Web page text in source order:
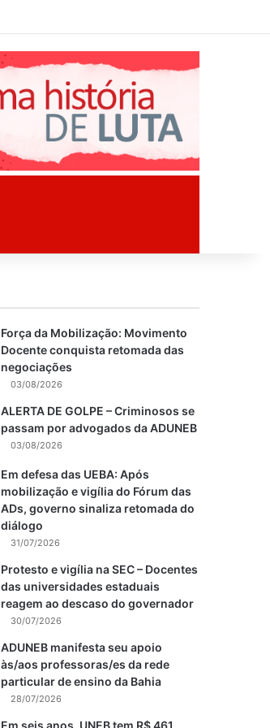
Força da Mobilização: Movimento
Docente conquista retomada das
negociações
03/08/2026
ALERTA DE GOLPE – Criminosos se
passam por advogados da ADUNEB
03/08/2026
Em defesa das UEBA: Após
mobilização e vigília do Fórum das
ADs, governo sinaliza retomada do
diálogo
31/07/2026
Protesto e vigília na SEC – Docentes
das universidades estaduais
reagem ao descaso do governador
30/07/2026
ADUNEB manifesta seu apoio
às/aos professoras/es da rede
particular de ensino da Bahia
28/07/2026
Em seis anos, UNEB tem R$ 461